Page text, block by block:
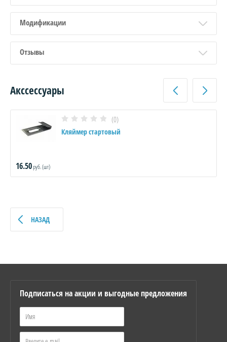
Модификации
Отзывы
Акссессуары
(0)
Кляймер стартовый
16.50руб. (шт)
НАЗАД
Подписаться на акции и выгодные предложения